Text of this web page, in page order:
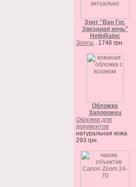
Зонт "Ван Гог.
Звездная ночь"
HelloRainc
Зонты . 1748 грн.
Обложка
Запорожец
Обложки для
документов
натуральная кожа.
293 грн.